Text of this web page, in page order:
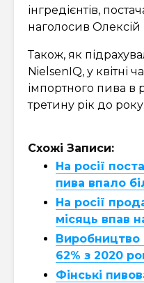
інгредієнтів,
наголосив Олексій
Також, як
NielsenIQ, у квітні
імпортного пива в
третину рік до року.
Схожі Записи:
На росії
пива впало
На росії
місяць впав
62% з 2020
Фінські